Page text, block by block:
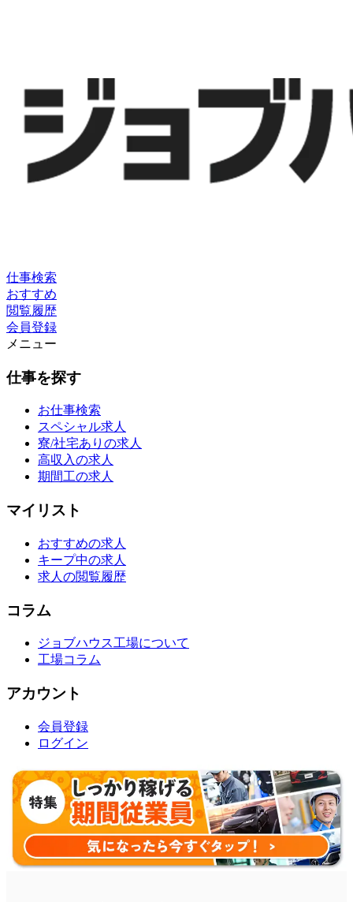
仕事検索
おすすめ
閲覧履歴
会員登録
メニュー
仕事を探す
お仕事検索
スペシャル求人
寮/社宅ありの求人
高収入の求人
期間工の求人
マイリスト
おすすめの求人
キープ中の求人
求人の閲覧履歴
コラム
ジョブハウス工場について
工場コラム
アカウント
会員登録
ログイン